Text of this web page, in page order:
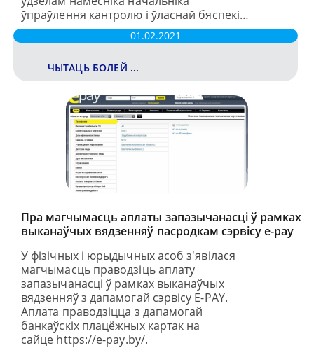
ўпраўлення кантролю і ўласнай бяспекі…
01.02.2021
ЧЫТАЦЬ БОЛЕЙ ...
Пра магчымасць аплаты запазычанасці ў рамках
выканаўчых вядзенняў пасродкам сэрвісу e-pay
У фізічных і юрыдычных асоб з'явілася
магчымасць праводзіць аплату
запазычанасці ў рамках выканаўчых
вядзенняў з дапамогай сэрвісу E-PAY.
Аплата праводзіцца з дапамогай
банкаўскіх плацёжных картак на
сайце https://e-pay.by/.